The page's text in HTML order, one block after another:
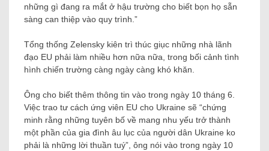
những gì đang ra mắt ở hậu trường cho biết bọn họ sẵn
sàng can thiệp vào quy trình.”
Tổng thống Zelensky kiên trì thúc giục những nhà lãnh
đạo EU phải làm nhiều hơn nữa nữa, trong bối cảnh tình
hình chiến trường càng ngày càng khó khăn.
Ông cho biết thêm thông tin vào trong ngày 10 tháng 6.
Việc trao tư cách ứng viên EU cho Ukraine sẽ “chứng
minh rằng những tuyên bố về mang nhu yếu trở thành
một phần của gia đình âu lục của người dân Ukraine ko
phải là những lời thuần tuý”, ông nói vào trong ngày 10